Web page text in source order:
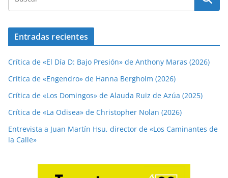
Entradas recientes
Crítica de «El Día D: Bajo Presión» de Anthony Maras (2026)
Crítica de «Engendro» de Hanna Bergholm (2026)
Crítica de «Los Domingos» de Alauda Ruiz de Azúa (2025)
Crítica de «La Odisea» de Christopher Nolan (2026)
Entrevista a Juan Martín Hsu, director de «Los Caminantes de
la Calle»